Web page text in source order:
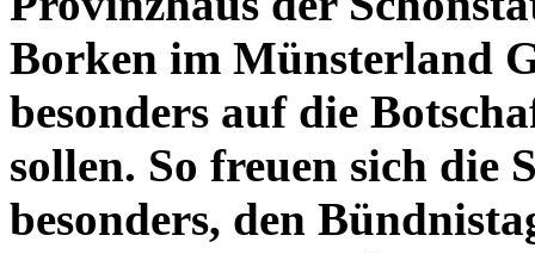
Borken im Münsterland
besonders auf die
sollen. So freuen sich die
besonders, den